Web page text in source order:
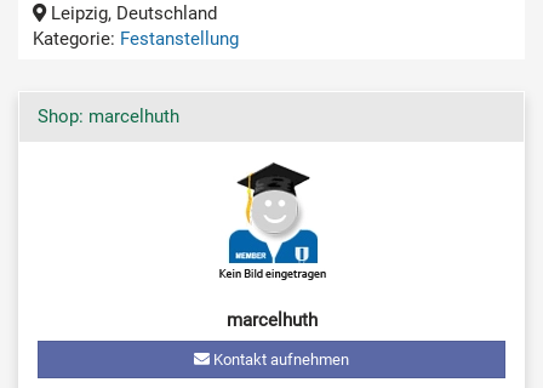
Leipzig, Deutschland
Kategorie: Festanstellung
Shop: marcelhuth
marcelhuth
Kontakt aufnehmen